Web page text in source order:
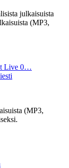
julkaisuista
(MP3,
Live 0…
(MP3,